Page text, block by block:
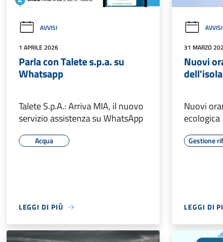
AVVISI
1 APRILE 2026
Parla con Talete s.p.a. su
Whatsapp
Talete S.p.A.: Arriva MIA, il nuovo
servizio assistenza su WhatsApp
Acqua
LEGGI DI PIÙ
AVVISI
31 MARZO
Nuovi
Nuovi
ecologica
Gestione
LEGGI DI